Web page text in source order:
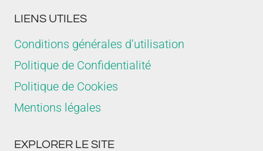
LIENS UTILES
Conditions générales d’utilisation
Politique de Confidentialité
Politique de Cookies
Mentions légales
EXPLORER LE SITE